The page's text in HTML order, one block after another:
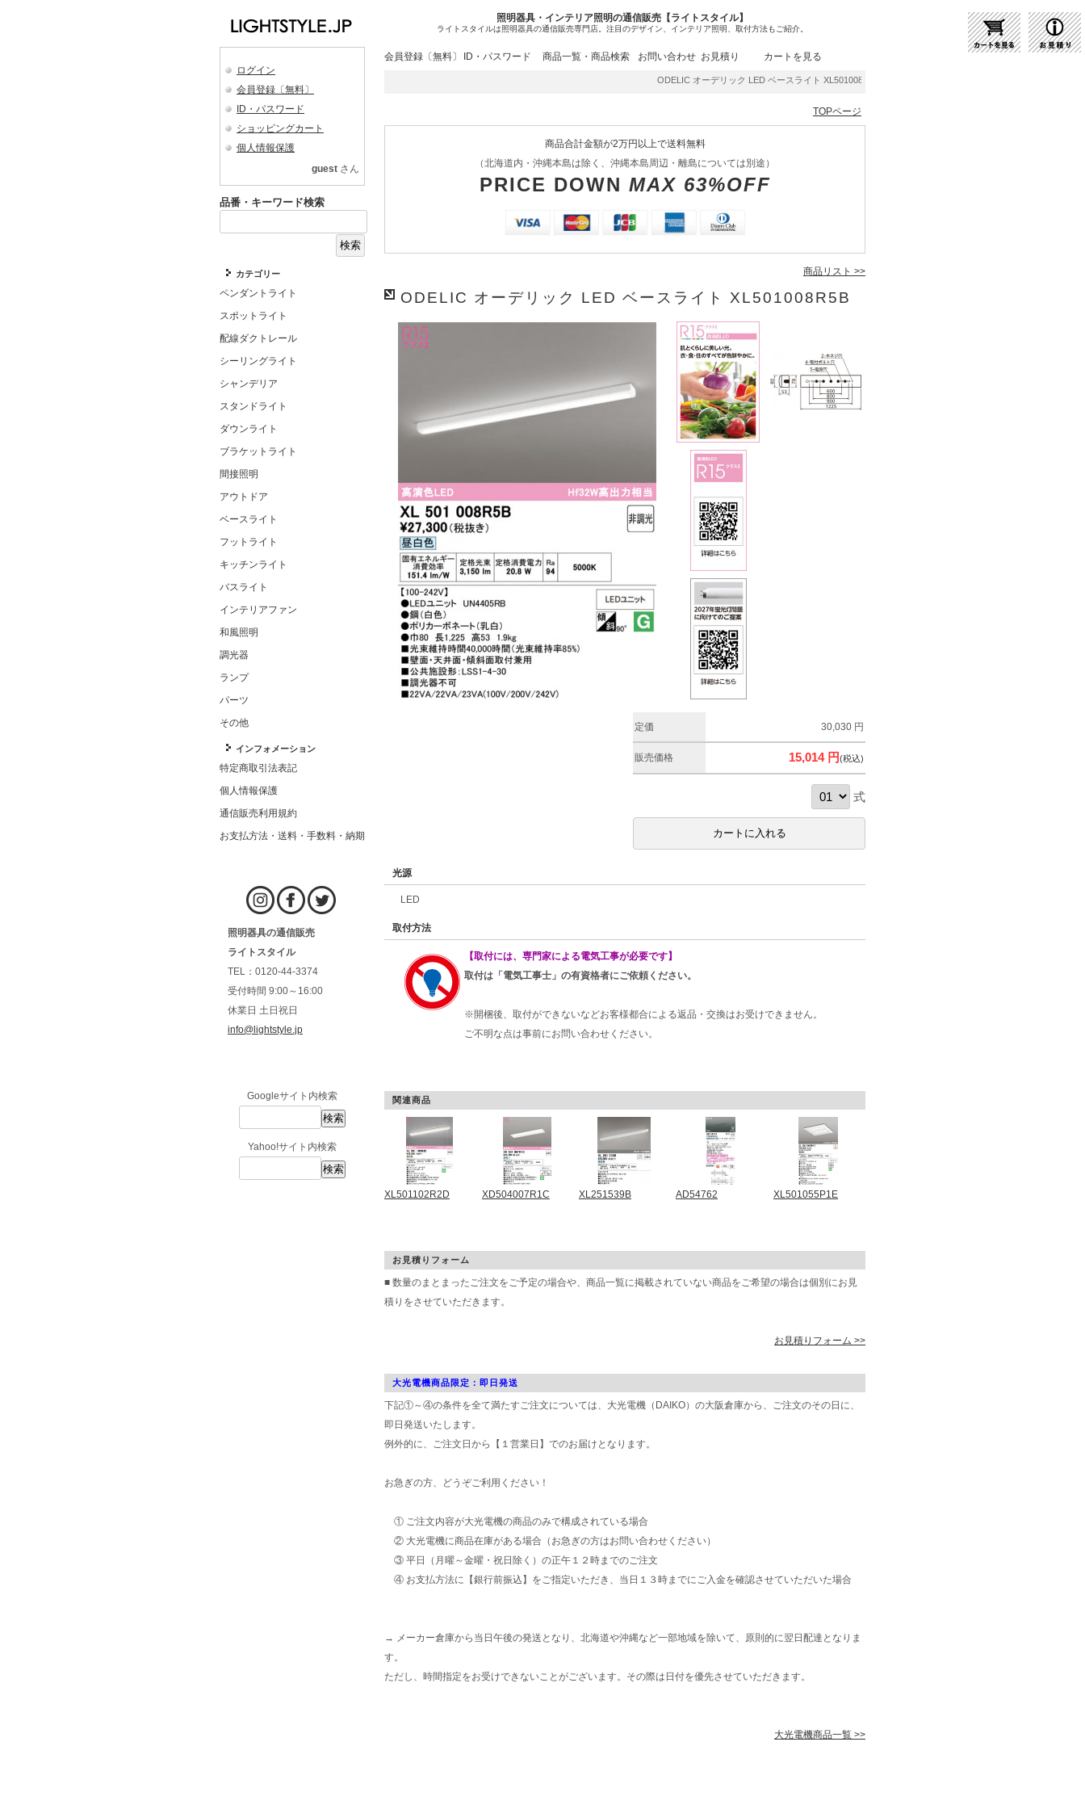
照明器具・インテリア照明の通信販売【ライトスタイル】
ライトスタイルは照明器具の通信販売専門店。注目のデザイン、インテリア照明、取付方法もご紹介。
ログイン
会員登録〔無料〕
ID・パスワード
ショッピングカート
個人情報保護
guest さん
品番・キーワード検索
カテゴリー
ペンダントライト
スポットライト
配線ダクトレール
シーリングライト
シャンデリア
スタンドライト
ダウンライト
ブラケットライト
間接照明
アウトドア
ベースライト
フットライト
キッチンライト
バスライト
インテリアファン
和風照明
調光器
ランプ
パーツ
その他
インフォメーション
特定商取引法表記
個人情報保護
通信販売利用規約
お支払方法・送料・手数料・納期
照明器具の通信販売
ライトスタイル
TEL：0120-44-3374
受付時間 9:00～16:00
休業日 土日祝日
info@lightstyle.jp
Googleサイト内検索
Yahoo!サイト内検索
会員登録〔無料〕 ID・パスワード 商品一覧・商品検索 お問い合わせ お見積り カートを見る
ODELIC オーデリック LED ベースライト XL501008R5B | 商品紹介 | 照明器具の通販・インテリア照明の通信
TOPページ
商品合計金額が2万円以上で送料無料
（北海道内・沖縄本島は除く、沖縄本島周辺・離島については別途）
PRICE DOWN MAX 63%OFF
商品リスト >>
ODELIC オーデリック LED ベースライト XL501008R5B
定価 30,030 円
販売価格 15,014 円(税込)
式
光源
LED
取付方法
【取付には、専門家による電気工事が必要です】
取付は「電気工事士」の有資格者にご依頼ください。
※開梱後、取付ができないなどお客様都合による返品・交換はお受けできません。
ご不明な点は事前にお問い合わせください。
関連商品
XL501102R2D XD504007R1C XL251539B AD54762 XL501055P1E
お見積りフォーム
■ 数量のまとまったご注文をご予定の場合や、商品一覧に掲載されていない商品をご希望の場合は個別にお見
積りをさせていただきます。
お見積りフォーム >>
大光電機商品限定：即日発送
下記①～④の条件を全て満たすご注文については、大光電機（DAIKO）の大阪倉庫から、ご注文のその日に、
即日発送いたします。
例外的に、ご注文日から【１営業日】でのお届けとなります。
お急ぎの方、どうぞご利用ください！
① ご注文内容が大光電機の商品のみで構成されている場合
② 大光電機に商品在庫がある場合（お急ぎの方はお問い合わせください）
③ 平日（月曜～金曜・祝日除く）の正午１２時までのご注文
④ お支払方法に【銀行前振込】をご指定いただき、当日１３時までにご入金を確認させていただいた場合
→ メーカー倉庫から当日午後の発送となり、北海道や沖縄など一部地域を除いて、原則的に翌日配達となりま
す。
ただし、時間指定をお受けできないことがございます。その際は日付を優先させていただきます。
大光電機商品一覧 >>